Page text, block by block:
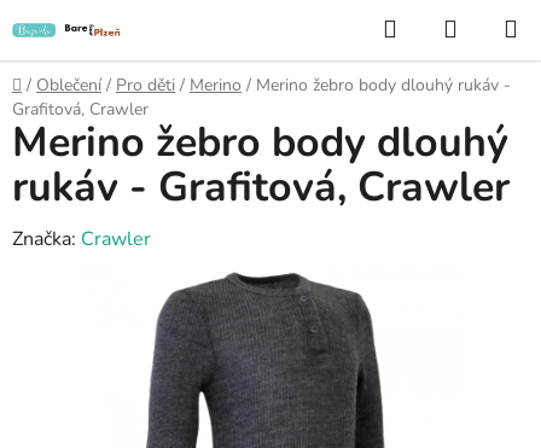
na
obsah
Hledat
KOŠÍK
Domů
/ Oblečení / Pro děti / Merino / Merino žebro body dlouhý rukáv -
Grafitová, Crawler
Merino žebro body dlouhý
rukáv - Grafitová, Crawler
Značka: Crawler